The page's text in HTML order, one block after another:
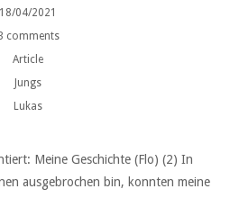
18/04/2021
comments
Article
Jungs
Lukas
Meine Geschichte (Flo) (2) In
ausgebrochen bin, konnten meine